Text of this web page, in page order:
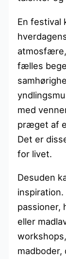
En festival
fælles
med
præget af
Det er
for livet.
Desuden
passioner,
eller
madboder,